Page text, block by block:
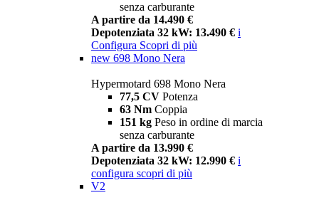
senza carburante
A partire da 14.490 €
Depotenziata 32 kW: 13.490 € i
Configura Scopri di più
new 698 Mono Nera
Hypermotard 698 Mono Nera
77,5 CV Potenza
63 Nm Coppia
151 kg Peso in ordine di marcia
senza carburante
A partire da 13.990 €
Depotenziata 32 kW: 12.990 € i
configura scopri di più
V2